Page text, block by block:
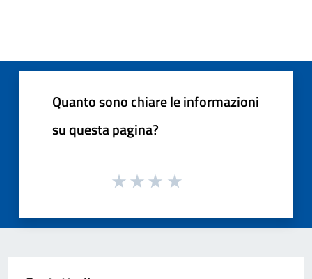
Quanto sono chiare le informazioni
su questa pagina?